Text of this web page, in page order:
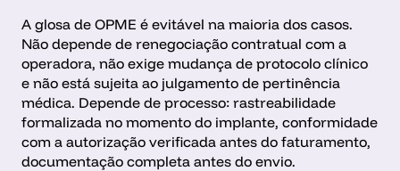
A glosa de OPME é evitável na maioria dos casos.
Não depende de renegociação contratual com a
operadora, não exige mudança de protocolo clínico
e não está sujeita ao julgamento de pertinência
médica. Depende de processo: rastreabilidade
formalizada no momento do implante, conformidade
com a autorização verificada antes do faturamento,
documentação completa antes do envio.